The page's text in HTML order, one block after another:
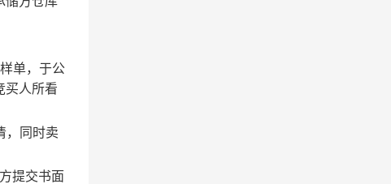
单，于公
买人所看
，同时卖
提交书面